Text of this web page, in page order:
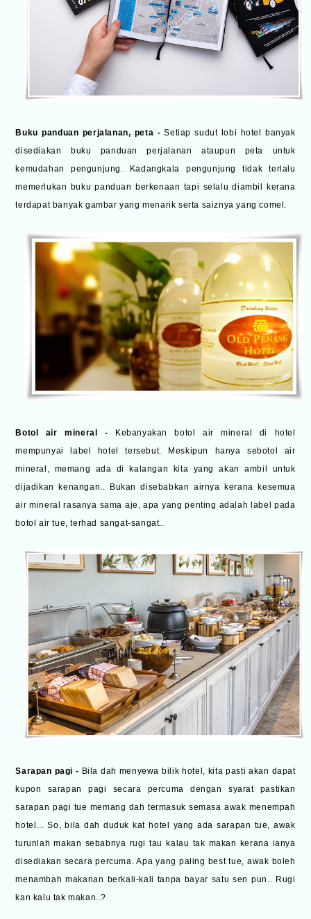
Buku panduan perjalanan, peta - Setiap sudut lobi hotel banyak
disediakan buku panduan perjalanan ataupun peta untuk
kemudahan pengunjung. Kadangkala pengunjung tidak terlalu
memerlukan buku panduan berkenaan tapi selalu diambil kerana
terdapat banyak gambar yang menarik serta saiznya yang comel.
Botol air mineral - Kebanyakan botol air mineral di hotel
mempunyai label hotel tersebut. Meskipun hanya sebotol air
mineral, memang ada di kalangan kita yang akan ambil untuk
dijadikan kenangan.. Bukan disebabkan airnya kerana kesemua
air mineral rasanya sama aje, apa yang penting adalah label pada
botol air tue, terhad sangat-sangat..
Sarapan pagi - Bila dah menyewa bilik hotel, kita pasti akan dapat
kupon sarapan pagi secara percuma dengan syarat pastikan
sarapan pagi tue memang dah termasuk semasa awak menempah
hotel... So, bila dah duduk kat hotel yang ada sarapan tue, awak
turunlah makan sebabnya rugi tau kalau tak makan kerana ianya
disediakan secara percuma. Apa yang paling best tue, awak boleh
menambah makanan berkali-kali tanpa bayar satu sen pun.. Rugi
kan kalu tak makan..?